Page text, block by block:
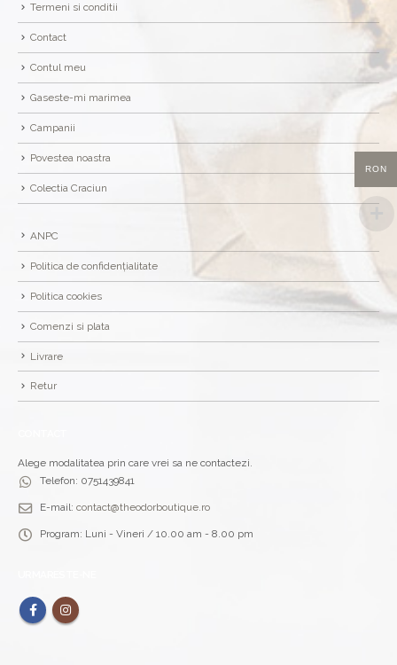
Termeni si conditii
Contact
Contul meu
Gaseste-mi marimea
Campanii
Povestea noastra
Colectia Craciun
ANPC
Politica de confidențialitate
Politica cookies
Comenzi si plata
Livrare
Retur
Alege modalitatea prin care vrei sa ne contactezi.
Telefon: 0751439841
E-mail: contact@theodorboutique.ro
Program: Luni - Vineri / 10.00 am - 8.00 pm
RON